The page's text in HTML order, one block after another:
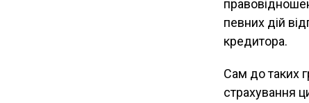
певних дій
кредитора.
Сам до таких
страхування